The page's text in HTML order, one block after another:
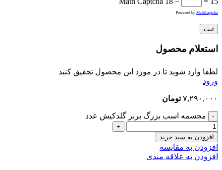
Powered by MathCaptcha
استعلام محصول
لطفا وارد شوید تا در مورد این محصول تحقیق کنید
ورود
۷,۲۹۰,۰۰۰ تومان
مجسمه اسب بزرگ برنز گلدکیش عدد
افزودن به سبد خرید
افزودن به مقایسه
افزودن به علاقه مندی